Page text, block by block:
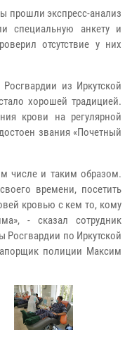
прошли экспресс-анализ
специальную анкету и
отсутствие у них
из Иркутской
хорошей традицией.
крови на регулярной
звания «Почетный
числе и таким образом.
времени, посетить
кровью с кем то, кому
- сказал сотрудник
Росгвардии по Иркутской
полиции Максим